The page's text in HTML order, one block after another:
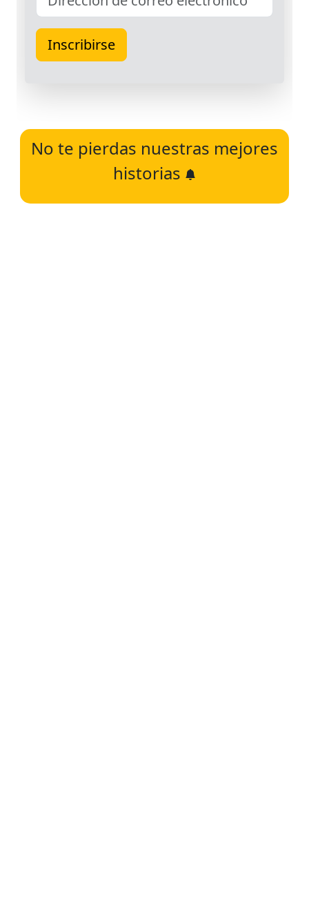
No te pierdas nuestras mejores
historias